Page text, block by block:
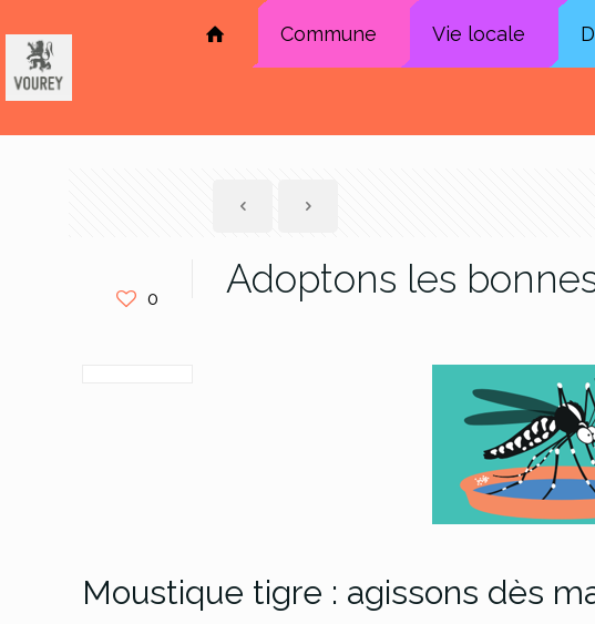
Commune Vie locale
0 Adoptons les
Moustique tigre : agissons dès